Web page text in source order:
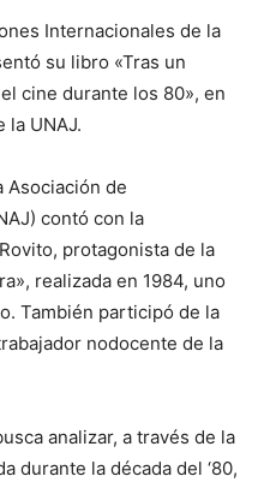
Internacionales de la
su libro «Tras un
cine durante los 80», en
la UNAJ.
Asociación de
contó con la
protagonista de la
realizada en 1984, uno
También participó de la
nodocente de la
analizar, a través de la
durante la década del ‘80,